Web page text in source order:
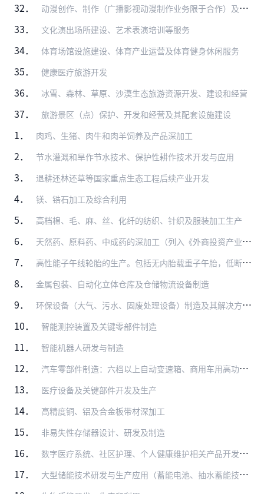
32． 动漫创作、制作（广播影视动漫制作业务限于合作）及衍生品开发（音像制品和电子出版物的出版、制作业务除外）
33． 文化演出场所建设、艺术表演培训等服务
34． 体育场馆设施建设、体育产业运营及体育健身休闲服务
35． 健康医疗旅游开发
36． 冰雪、森林、草原、沙漠生态旅游资源开发、建设和经营
37． 旅游景区（点）保护、开发和经营及其配套设施建设
1． 肉鸡、生猪、肉牛和肉羊饲养及产品深加工
2． 节水灌溉和旱作节水技术、保护性耕作技术开发与应用
3． 退耕还林还草等国家重点生态工程后续产业开发
4． 镁、锆石加工及综合利用
5． 高档棉、毛、麻、丝、化纤的纺织、针织及服装加工生产
6． 天然药、原料药、中成药的深加工（列入《外商投资产业指导目录》限制类、禁止类的除外）
7． 高性能子午线轮胎的生产。包括无内胎载重子午胎，低断面和扁平化（低于55系列）、大轮辋高性能轿车子午胎（15吋以上），航空轮胎及农用子午胎的生产
8． 金属包装、自动化立体仓库及仓储物流设备制造
9． 环保设备（大气、污水、固废处理设备）制造及其解决方案应用
10． 智能测控装置及关键零部件制造
11． 智能机器人研发与制造
12． 汽车零部件制造：六档以上自动变速箱、商用车用高功率密度驱动桥、随动前照灯系统、LED前照灯、轻量化材料应用（高强钢、铝镁合金、复合塑料、粉末冶金、高强度复合纤维…
13． 医疗设备及关键部件开发及生产
14． 高精度铜、铝及合金板带材深加工
15． 非易失性存储器设计、研发及制造
16． 数字医疗系统、社区护理、个人健康维护相关产品开发和应用
17． 大型储能技术研发与生产应用（蓄能电池、抽水蓄能技术、空气储能技术、风电与后夜供热等）